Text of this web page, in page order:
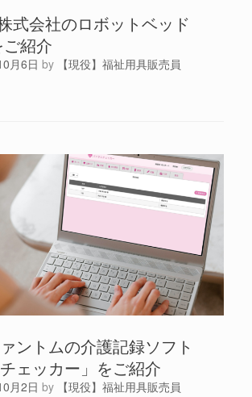
式会社のロボットベッド
ご紹介
月6日 by 【現役】福祉用具販売員
ントムの介護記録ソフト
チェッカー」をご紹介
月2日 by 【現役】福祉用具販売員